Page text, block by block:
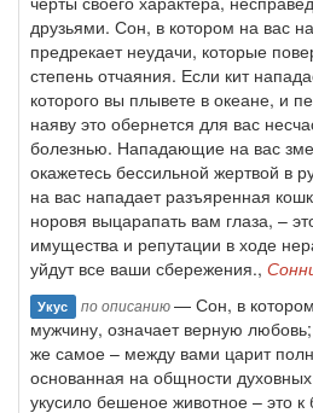
друзьями. Сон, в котором на вас
предрекает неудачи, которые
степень отчаяния. Если кит
которого вы плывете в океане, и
наяву это обернется для вас
болезнью. Нападающие на вас
окажетесь бессильной жертвой в
на вас нападает разъяренная
норовя выцарапать вам глаза, –
имущества и репутации в ходе
уйдут все ваши сбережения.,
Укус по описанию— Сон, в
мужчину, означает верную
же самое – между вами царит
основанная на общности
укусило бешеное животное – это